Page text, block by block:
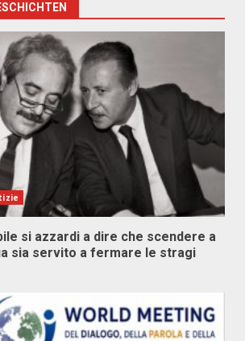
si azzardi a dire che scendere a
sia servito a fermare le stragi